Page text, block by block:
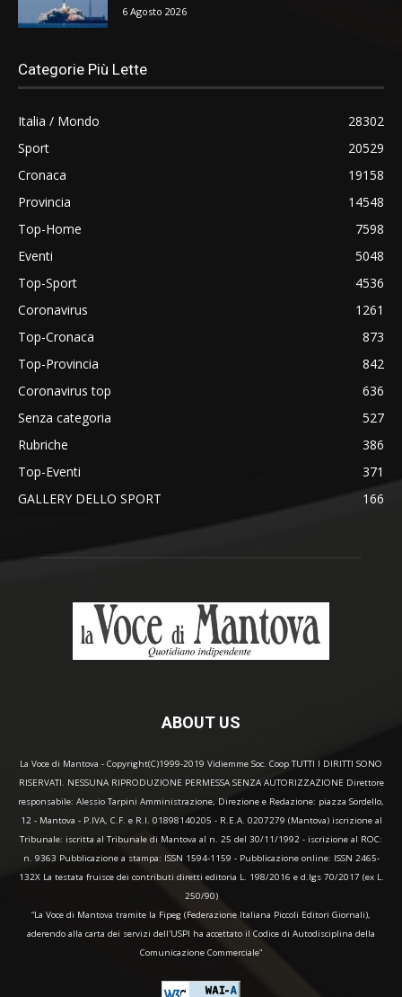
6 Agosto 2026
Categorie Più Lette
Italia / Mondo
28302
Sport
20529
Cronaca
19158
Provincia
14548
Top-Home
7598
Eventi
5048
Top-Sport
4536
Coronavirus
1261
Top-Cronaca
873
Top-Provincia
842
Coronavirus top
636
Senza categoria
527
Rubriche
386
Top-Eventi
371
GALLERY DELLO SPORT
166
ABOUT US
La Voce di Mantova - Copyright(C)1999-2019 Vidiemme Soc. Coop TUTTI I DIRITTI SONO
RISERVATI. NESSUNA RIPRODUZIONE PERMESSA SENZA AUTORIZZAZIONE Direttore
responsabile: Alessio Tarpini Amministrazione, Direzione e Redazione: piazza Sordello,
12 - Mantova - P.IVA, C.F. e R.I. 01898140205 - R.E.A. 0207279 (Mantova) iscrizione al
Tribunale: iscritta al Tribunale di Mantova al n. 25 del 30/11/1992 - iscrizione al ROC:
n. 9363 Pubblicazione a stampa: ISSN 1594-1159 - Pubblicazione online: ISSN 2465-
132X La testata fruisce dei contributi diretti editoria L. 198/2016 e d.lgs 70/2017 (ex L.
250/90)
“La Voce di Mantova tramite la Fipeg (Federazione Italiana Piccoli Editori Giornali),
aderendo alla carta dei servizi dell'USPI ha accettato il Codice di Autodisciplina della
Comunicazione Commerciale"